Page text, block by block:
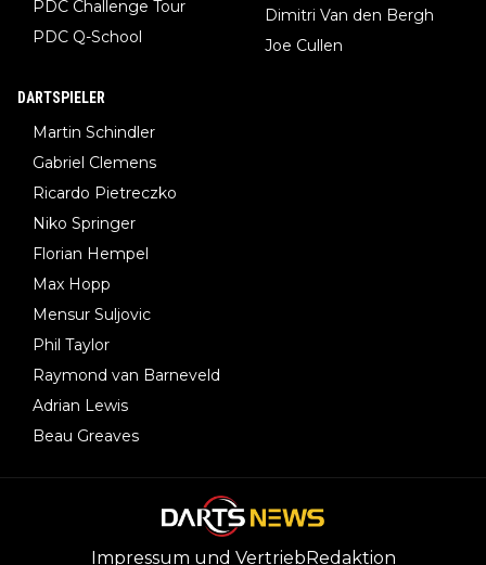
PDC Challenge Tour
PDC Q-School
Dimitri Van den Bergh
Joe Cullen
DARTSPIELER
Martin Schindler
Gabriel Clemens
Ricardo Pietreczko
Niko Springer
Florian Hempel
Max Hopp
Mensur Suljovic
Phil Taylor
Raymond van Barneveld
Adrian Lewis
Beau Greaves
Impressum und VertriebRedaktion